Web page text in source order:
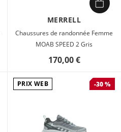
MERRELL
Chaussures de randonnée Femme
MOAB SPEED 2 Gris
170,00 €
PRIX WEB -30 %